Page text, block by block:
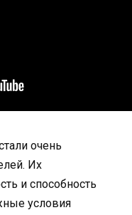
очень
Их
и способность
условия